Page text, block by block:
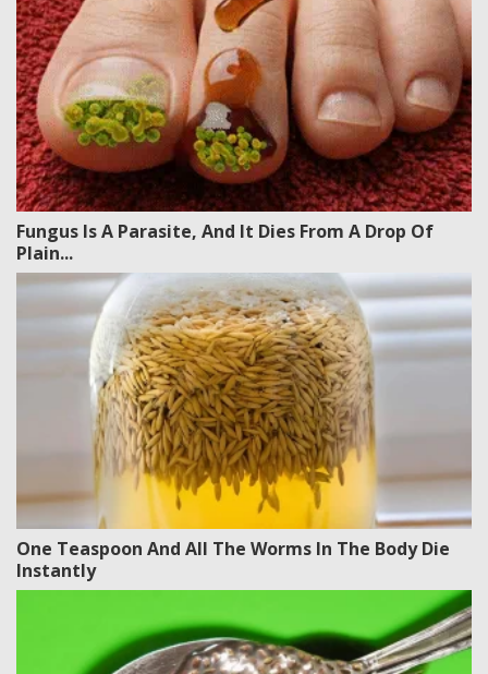
Fungus Is A Parasite, And It Dies From A Drop Of
Plain...
One Teaspoon And All The Worms In The Body Die
Instantly